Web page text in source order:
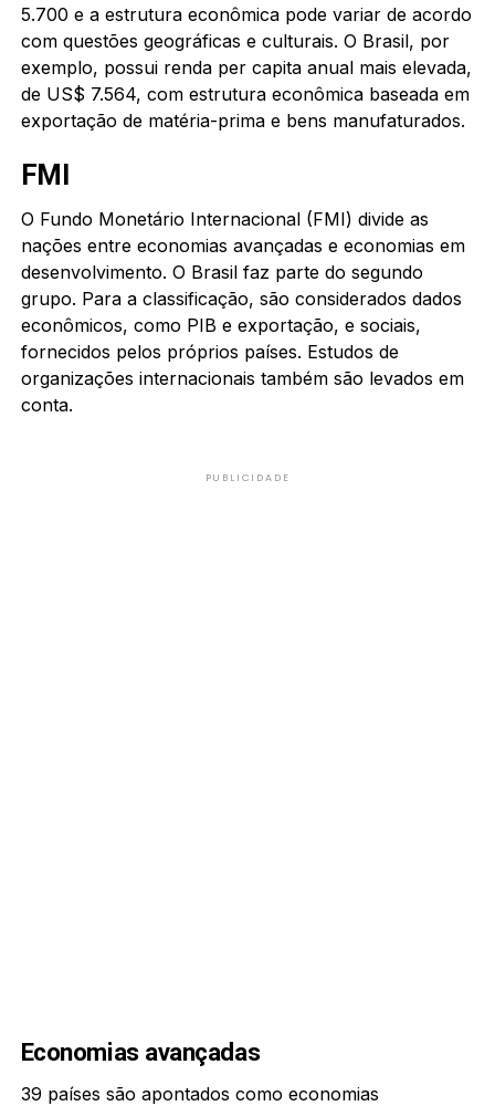
5.700 e a estrutura econômica pode variar de acordo
com questões geográficas e culturais. O Brasil, por
exemplo, possui renda per capita anual mais elevada,
de US$ 7.564, com estrutura econômica baseada em
exportação de matéria-prima e bens manufaturados.
FMI
O Fundo Monetário Internacional (FMI) divide as
nações entre economias avançadas e economias em
desenvolvimento. O Brasil faz parte do segundo
grupo. Para a classificação, são considerados dados
econômicos, como PIB e exportação, e sociais,
fornecidos pelos próprios países. Estudos de
organizações internacionais também são levados em
conta.
PUBLICIDADE
Economias avançadas
39 países são apontados como economias